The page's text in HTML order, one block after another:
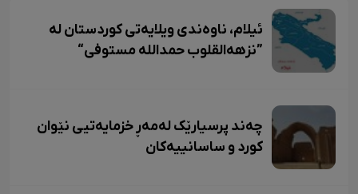
ئیلام، ناوەندی ویلایەتی کوردستان لە
”نزهەالقلوب حمداللە مستوفی“
چەند پرسیارێک لەمەڕ خزمایەتیی نێوان
کورد و ساسانییەکان